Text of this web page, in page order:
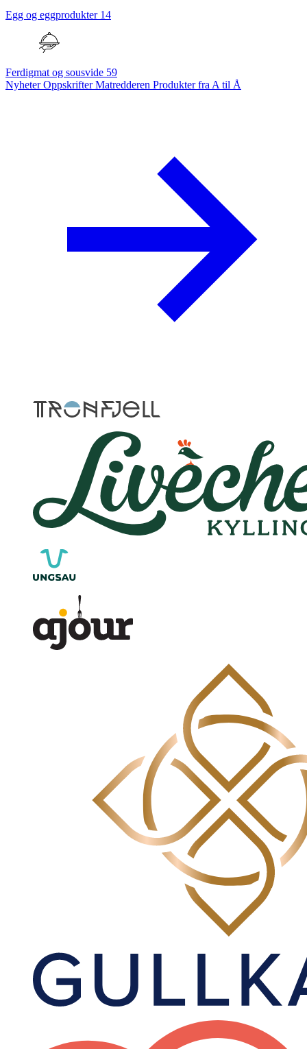
Egg og eggprodukter 14
Ferdigmat og sousvide 59
NyheterOppskrifterMatredderen Produkter fra A til Å